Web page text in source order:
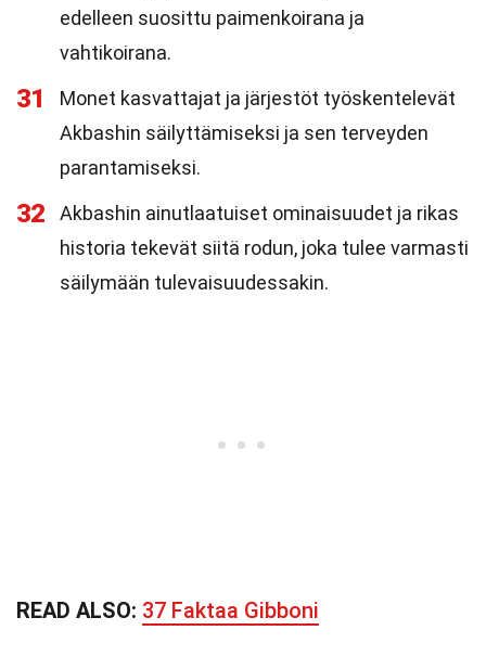
edelleen suosittu paimenkoirana ja
vahtikoirana.
31
Monet kasvattajat ja järjestöt työskentelevät
Akbashin säilyttämiseksi ja sen terveyden
parantamiseksi.
32
Akbashin ainutlaatuiset ominaisuudet ja rikas
historia tekevät siitä rodun, joka tulee varmasti
säilymään tulevaisuudessakin.
READ ALSO: 37 Faktaa Gibboni